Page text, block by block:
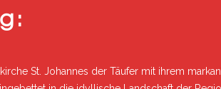
St. Johannes der Täufer mit ihrem